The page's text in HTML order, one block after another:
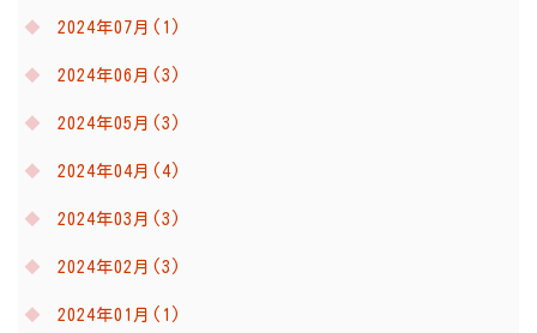
2024年07月(1)
2024年06月(3)
2024年05月(3)
2024年04月(4)
2024年03月(3)
2024年02月(3)
2024年01月(1)